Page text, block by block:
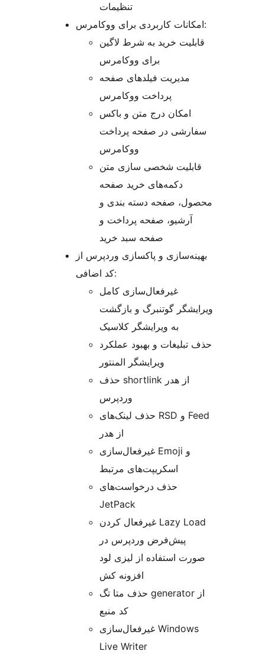
تنظیمات
امکانات کاربردی برای ووکامرس:
قابلیت خرید به شرط لاگین
برای ووکامرس
مدیریت فیلدهای صفحه
پرداخت ووکامرس
امکان درج متن و باکس
سفارشی در صفحه پرداخت
ووکامرس
قابلیت شخصی سازی متن
دکمه‌های خرید صفحه
محصول، صفحه دسته بندی و
آرشیو، صفحه پرداخت و
صفحه سبد خرید
بهینه‌سازی و پاکسازی وردپرس از
کد اضافی:
غیرفعال‌سازی کامل
ویرایشگر گوتنبرگ و بازگشت
به ویرایشگر کلاسیک
حذف تبلیغات و بهبود عملکرد
ویرایشگر المنتور
حذف shortlink از هدر
وردپرس
حذف لینک‌های RSD و Feed
از هدر
غیرفعال‌سازی Emoji و
اسکریپت‌های مرتبط
حذف درخواست‌های
JetPack
غیرفعال کردن Lazy Load
پیش‌فرض وردپرس در
صورت استفاده از لیزی لود
افزونه کش
حذف متا تگ generator از
کد منبع
غیرفعال‌سازی Windows
Live Writer